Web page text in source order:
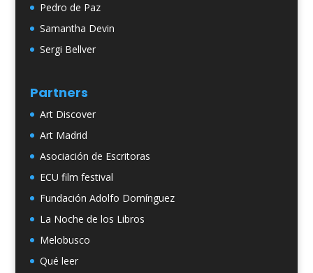
Pedro de Paz
Samantha Devin
Sergi Bellver
Partners
Art Discover
Art Madrid
Asociación de Escritoras
ECU film festival
Fundación Adolfo Domínguez
La Noche de los Libros
Melobusco
Qué leer